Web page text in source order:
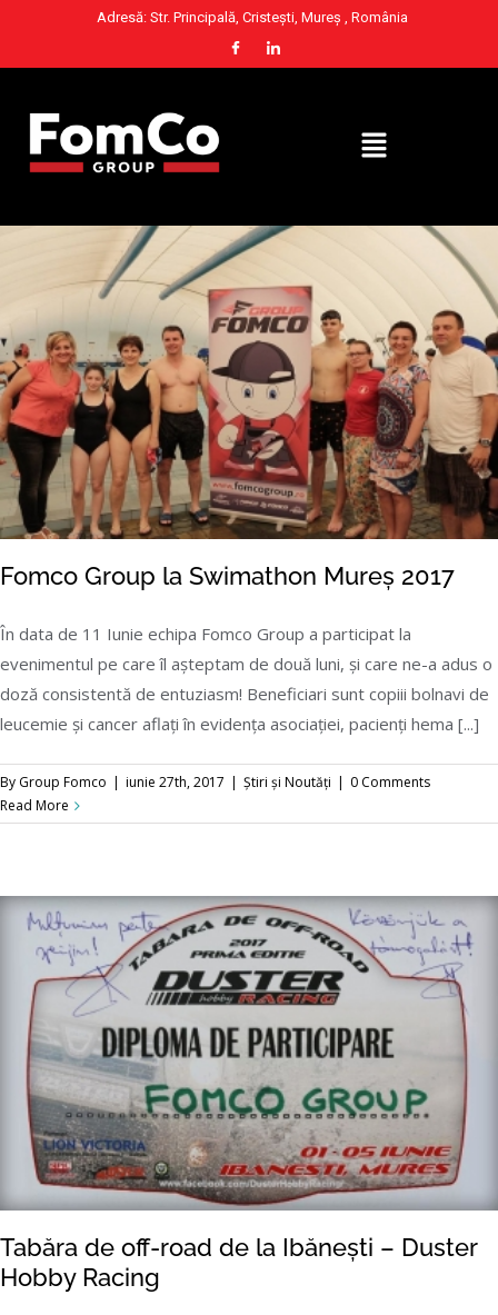
Adresă: Str. Principală, Cristești, Mureș , România
Fomco Group la Swimathon Mureș 2017
Fomco Group la Swimathon Mureș 2017
În data de 11 Iunie echipa Fomco Group a participat la
evenimentul pe care îl așteptam de două luni, și care ne-a adus o
doză consistentă de entuziasm! Beneficiari sunt copiii bolnavi de
leucemie și cancer aflați în evidența asociației, pacienți hema [...]
By Group Fomco iunie 27th, 2017 Știri și Noutăți
0 Comments
Read More
Tabăra de off-road de la Ibănești – Duster
Hobby Racing